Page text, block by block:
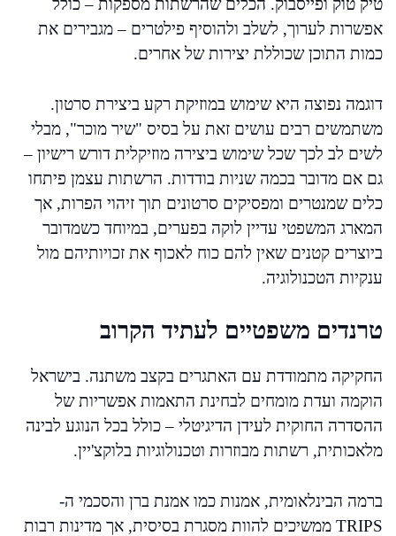
טיק טוק ופייסבוק. הכלים שהרשתות מספקות – כולל
אפשרות לערוך, לשלב ולהוסיף פילטרים – מגבירים את
כמות התוכן שכוללת יצירות של אחרים.
דוגמה נפוצה היא שימוש במוזיקת רקע ביצירת סרטון.
משתמשים רבים עושים זאת על בסיס "שיר מוכר", מבלי
לשים לב לכך שכל שימוש ביצירה מוזיקלית דורש רישיון –
גם אם מדובר בכמה שניות בודדות. הרשתות עצמן פיתחו
כלים שמנטרים ומפסיקים סרטונים תוך זיהוי הפרות, אך
המארג המשפטי עדיין לוקה בפערים, במיוחד כשמדובר
ביוצרים קטנים שאין להם כוח לאכוף את זכויותיהם מול
ענקיות הטכנולוגיה.
טרנדים משפטיים לעתיד הקרוב
החקיקה מתמודדת עם האתגרים בקצב משתנה. בישראל
הוקמה ועדת מומחים לבחינת התאמות אפשריות של
ההסדרה החוקית לעידן הדיגיטלי – כולל בכל הנוגע לבינה
מלאכותית, רשתות מבוזרות וטכנולוגיות בלוקצ'יין.
ברמה הבינלאומית, אמנות כמו אמנת ברן והסכמי ה-
TRIPS ממשיכים להוות מסגרת בסיסית, אך מדינות רבות